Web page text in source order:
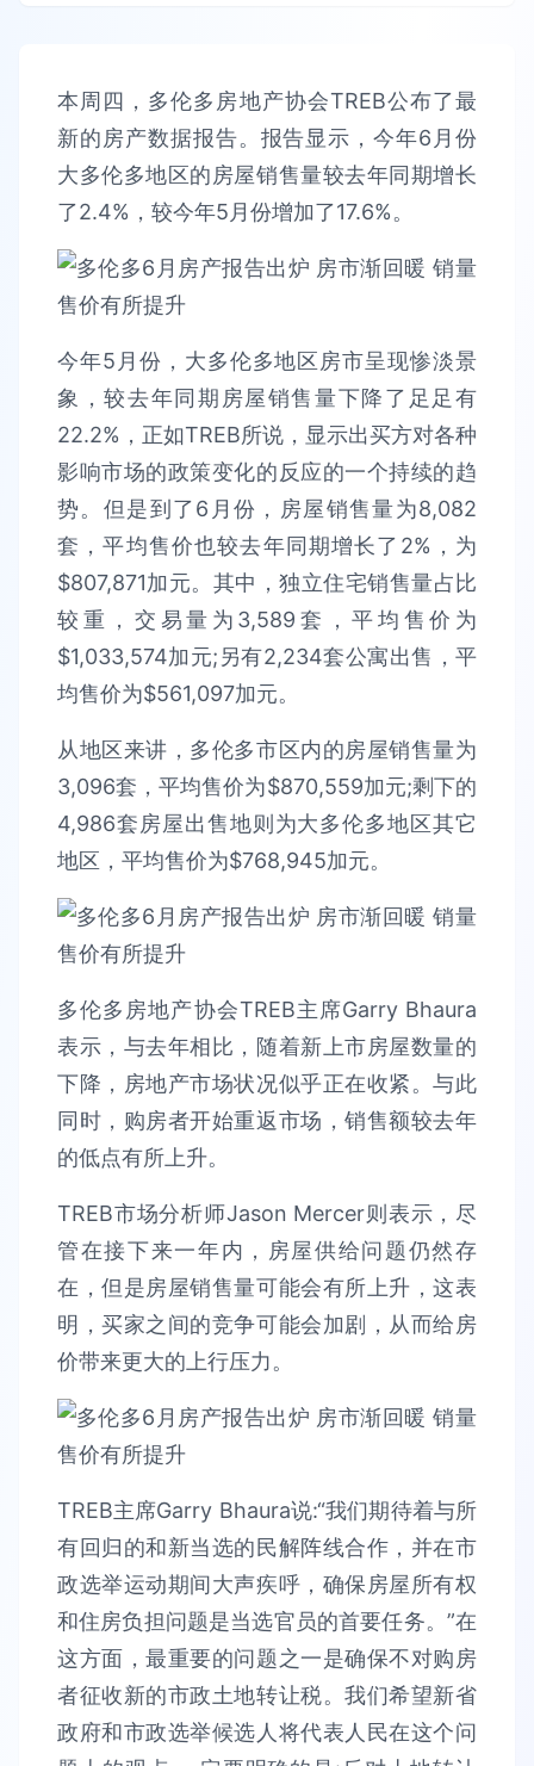
本周四，多伦多房地产协会TREB公布了最
新的房产数据报告。报告显示，今年6月份
大多伦多地区的房屋销售量较去年同期增长
了2.4%，较今年5月份增加了17.6%。
今年5月份，大多伦多地区房市呈现惨淡景
象，较去年同期房屋销售量下降了足足有
22.2%，正如TREB所说，显示出买方对各种
影响市场的政策变化的反应的一个持续的趋
势。但是到了6月份，房屋销售量为8,082
套，平均售价也较去年同期增长了2%，为
$807,871加元。其中，独立住宅销售量占比
较重，交易量为3,589套，平均售价为
$1,033,574加元;另有2,234套公寓出售，平
均售价为$561,097加元。
从地区来讲，多伦多市区内的房屋销售量为
3,096套，平均售价为$870,559加元;剩下的
4,986套房屋出售地则为大多伦多地区其它
地区，平均售价为$768,945加元。
多伦多房地产协会TREB主席Garry Bhaura
表示，与去年相比，随着新上市房屋数量的
下降，房地产市场状况似乎正在收紧。与此
同时，购房者开始重返市场，销售额较去年
的低点有所上升。
TREB市场分析师Jason Mercer则表示，尽
管在接下来一年内，房屋供给问题仍然存
在，但是房屋销售量可能会有所上升，这表
明，买家之间的竞争可能会加剧，从而给房
价带来更大的上行压力。
TREB主席Garry Bhaura说:“我们期待着与所
有回归的和新当选的民解阵线合作，并在市
政选举运动期间大声疾呼，确保房屋所有权
和住房负担问题是当选官员的首要任务。”在
这方面，最重要的问题之一是确保不对购房
者征收新的市政土地转让税。我们希望新省
政府和市政选举候选人将代表人民在这个问